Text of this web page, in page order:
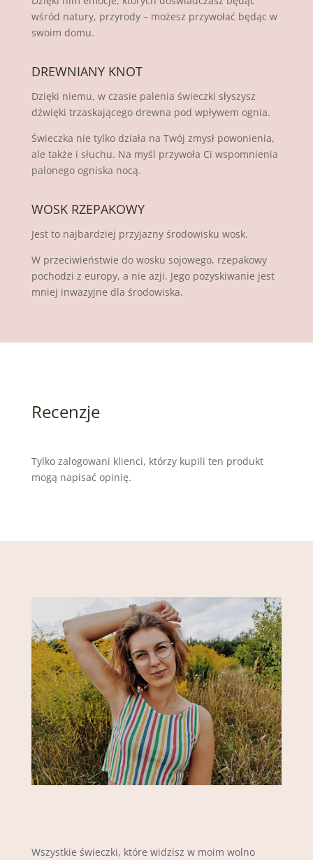
wśród natury, przyrody – możesz przywołać będąc w
swoim domu.
DREWNIANY KNOT
Dzięki niemu, w czasie palenia świeczki słyszysz
dźwięki trzaskającego drewna pod wpływem ognia.
Świeczka nie tylko działa na Twój zmysł powonienia,
ale także i słuchu. Na myśl przywoła Ci wspomnienia
palonego ogniska nocą.
WOSK RZEPAKOWY
Jest to najbardziej przyjazny środowisku wosk.
W przeciwieństwie do wosku sojowego, rzepakowy
pochodzi z europy, a nie azji. Jego pozyskiwanie jest
mniej inwazyjne dla środowiska.
Recenzje
Tylko zalogowani klienci, którzy kupili ten produkt
mogą napisać opinię.
Wszystkie świeczki, które widzisz w moim wolno